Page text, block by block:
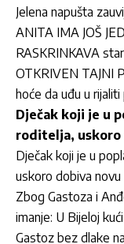
Jelena napušta
ANITA IMA JOŠ
RASKRINKAVA
OTKRIVEN TAJNI
hoće da uđu u
Dječak koji je u
roditelja, uskoro
Dječak koji je u
uskoro dobiva novu
Zbog Gastoza i
imanje: U Bijeloj
Gastoz bez dlake